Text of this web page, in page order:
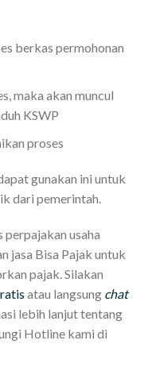
berkas permohonan
maka akan muncul
KSWP
proses
gunakan ini untuk
dari pemerintah.
perpajakan usaha
jasa Bisa Pajak untuk
pajak. Silakan
atau langsung chat
lebih lanjut tentang
Hotline kami di